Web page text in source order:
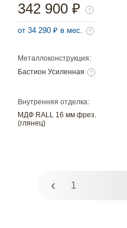
Металлоконструкция:
Бастион Усиленная
Внутренняя отделка:
МДФ RALL 16 мм фрез.
(глянец)
342 900 ₽
от 34 290 ₽ в мес.
1